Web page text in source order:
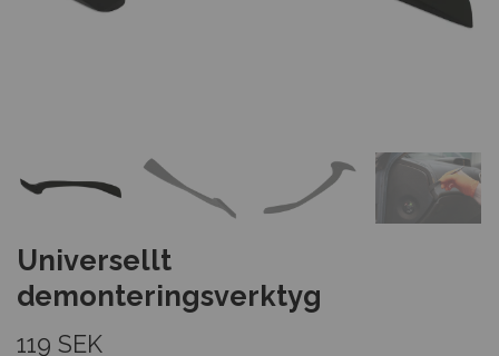
Universellt
demonteringsverktyg
119 SEK